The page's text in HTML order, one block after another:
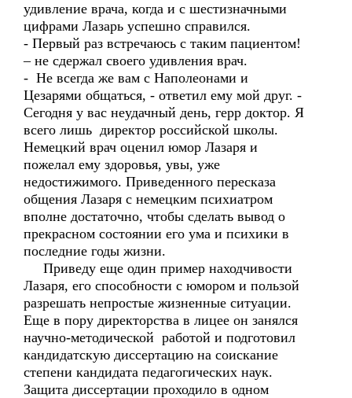
удивление врача, когда и с шестизначными
цифрами Лазарь успешно справился.
- Первый раз встречаюсь с таким пациентом!
– не сдержал своего удивления врач.
- Не всегда же вам с Наполеонами и
Цезарями общаться, - ответил ему мой друг. -
Сегодня у вас неудачный день, герр доктор. Я
всего лишь директор российской школы.
Немецкий врач оценил юмор Лазаря и
пожелал ему здоровья, увы, уже
недостижимого. Приведенного пересказа
общения Лазаря с немецким психиатром
вполне достаточно, чтобы сделать вывод о
прекрасном состоянии его ума и психики в
последние годы жизни.
Приведу еще один пример находчивости
Лазаря, его способности с юмором и пользой
разрешать непростые жизненные ситуации.
Еще в пору директорства в лицее он занялся
научно-методической работой и подготовил
кандидатскую диссертацию на соискание
степени кандидата педагогических наук.
Защита диссертации проходило в одном